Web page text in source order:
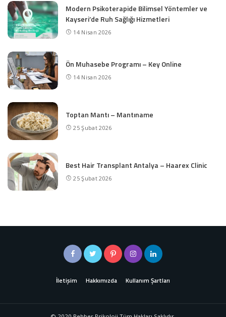
Modern Psikoterapide Bilimsel Yöntemler ve
Kayseri’de Ruh Sağlığı Hizmetleri
14 Nisan 2026
Ön Muhasebe Programı – Key Online
14 Nisan 2026
Toptan Mantı – Mantıname
25 Şubat 2026
Best Hair Transplant Antalya – Haarex Clinic
25 Şubat 2026
İletişim Hakkımızda Kullanım Şartları